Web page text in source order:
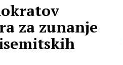
za zunanje